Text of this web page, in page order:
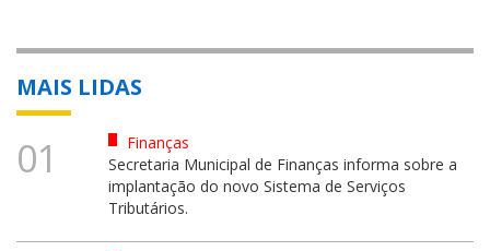
MAIS LIDAS
01
Finanças
Secretaria Municipal de Finanças informa sobre a
implantação do novo Sistema de Serviços
Tributários.